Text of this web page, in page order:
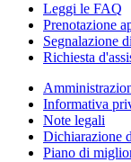
Leggi le FAQ
Prenotazione
Segnalazione
Richiesta
Informativa
Note legali
Dichiarazione
Piano di